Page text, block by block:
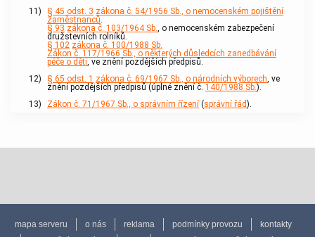
11)
§ 45 odst. 3 zákona č. 54/1956 Sb., o nemocenském pojištění
zaměstnanců
§ 93 zákona č. 103/1964 Sb.
, o nemocenském zabezpečení
družstevních rolníků.
§ 102 zákona č. 100/1988 Sb.
Zákon č. 117/1966 Sb., o některých důsledcích zanedbávání
péče o děti , ve znění pozdějších předpisů.
12)
§ 65 odst. 1 zákona č. 69/1967 Sb., o národních výborech , ve
znění pozdějších předpisů (úplné znění č. 140/1988 Sb. ).
13)
Zákon č. 71/1967 Sb., o správním řízení (správní řád).
mapa serveru o nás reklama podmínky provozu
kontakty